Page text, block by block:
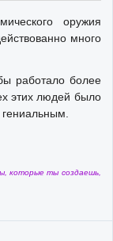
оружия
много
работало более
этих людей было
которые ты создаешь,